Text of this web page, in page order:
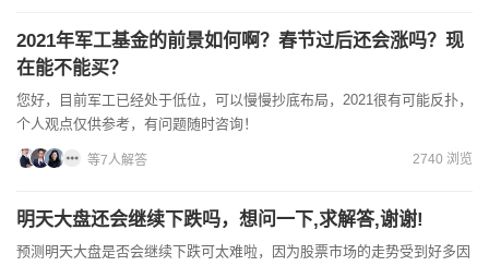
2021年军工基金的前景如何啊？春节过后还会涨吗？现
在能不能买？
您好，目前军工已经处于低位，可以慢慢抄底布局，2021很有可能反扑，
个人观点仅供参考，有问题随时咨询！
等7人解答 2740 浏览
明天大盘还会继续下跌吗，想问一下,求解答,谢谢!
预测明天大盘是否会继续下跌可太难啦，因为股票市场的走势受到好多因